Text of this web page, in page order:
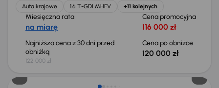
Auta krajowe
1.6 T-GDI MHEV +11 kolejnych
Miesięczna rata
na miarę
Cena promocyjna
116 000 zł
Najniższa cena z 30 dni przed
obniżką
122 000 zł
Cena po obniżce
120 000 zł
Taniej o 1 000 zł